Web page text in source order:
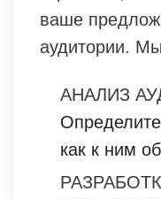
ваше
аудитории.
АНАЛИЗ
как к ним